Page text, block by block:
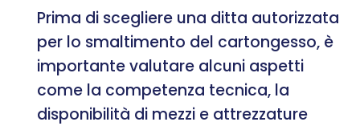
Prima di scegliere una ditta autorizzata
per lo smaltimento del cartongesso, è
importante valutare alcuni aspetti
come la competenza tecnica, la
disponibilità di mezzi e attrezzature